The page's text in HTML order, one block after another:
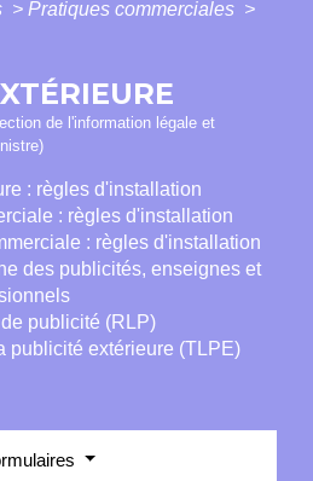
> Pratiques commerciales >
de l'information légale et
: règles d'installation
: règles d'installation
: règles d'installation
des publicités, enseignes et
publicité (RLP)
publicité extérieure (TLPE)